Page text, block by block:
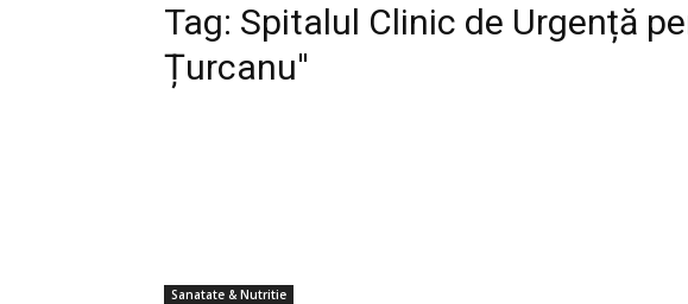
Tag: Spitalul Clinic de Urgență
Țurcanu''
Sanatate & Nutritie